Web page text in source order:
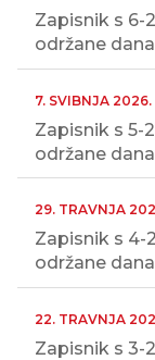
Zapisnik s 6-
održane
7. SVIBNJA 2026.
Zapisnik s 5-
održane
29. TRAVNJA
Zapisnik s 4-
održane
22. TRAVNJA
Zapisnik s 3-